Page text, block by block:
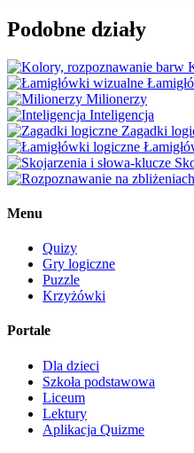
Podobne działy
Milionerzy
Inteligencja
Zagadki
Menu
Quizy
Gry logiczne
Puzzle
Krzyżówki
Portale
Dla dzieci
Szkoła podstawowa
Liceum
Lektury
Aplikacja Quizme